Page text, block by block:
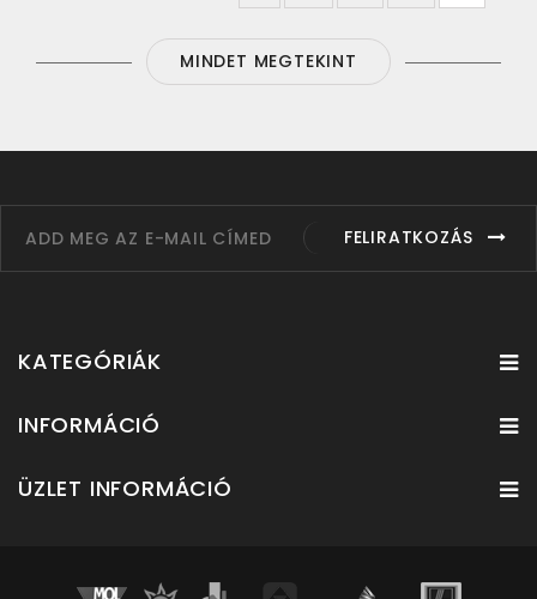
MINDET MEGTEKINT
FELIRATKOZÁS
KATEGÓRIÁK
INFORMÁCIÓ
ÜZLET INFORMÁCIÓ